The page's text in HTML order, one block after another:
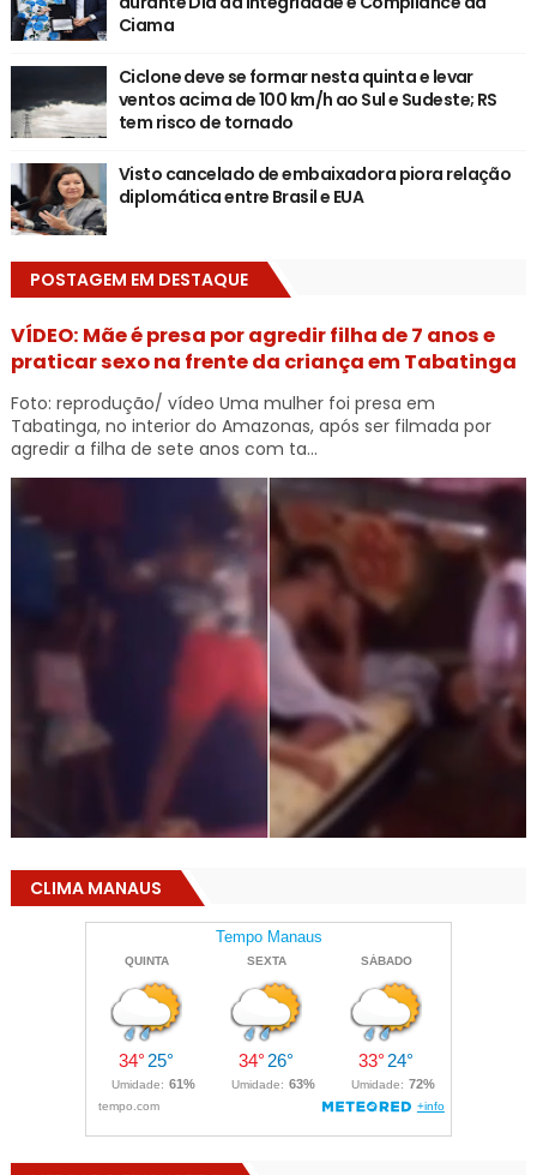
Ciama
Ciclone deve se formar nesta quinta e levar
ventos acima de 100 km/h ao Sul e Sudeste; RS
tem risco de tornado
Visto cancelado de embaixadora piora relação
diplomática entre Brasil e EUA
POSTAGEM EM DESTAQUE
VÍDEO: Mãe é presa por agredir filha de 7 anos e
praticar sexo na frente da criança em Tabatinga
Foto: reprodução/ vídeo Uma mulher foi presa em
Tabatinga, no interior do Amazonas, após ser filmada por
agredir a filha de sete anos com ta...
CLIMA MANAUS